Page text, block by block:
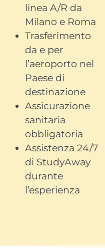
linea A/R da
Milano e Roma
Trasferimento
da e per
l’aeroporto nel
Paese di
destinazione
Assicurazione
sanitaria
obbligatoria
Assistenza 24/7
di StudyAway
durante
l’esperienza